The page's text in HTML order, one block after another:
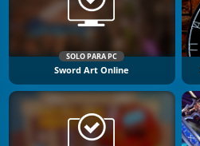
SOLO PARA PC
Sword Art Online